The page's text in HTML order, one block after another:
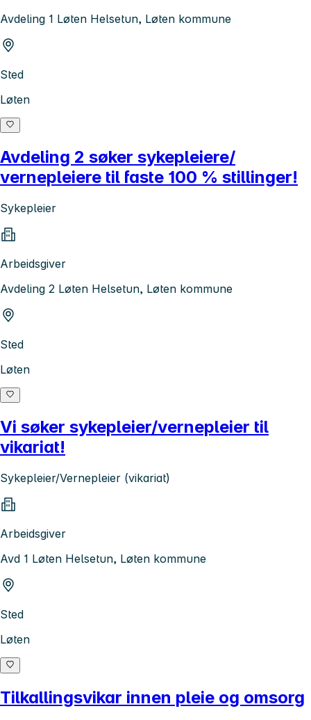
Avdeling 1 Løten Helsetun, Løten kommune
Sted
Løten
Avdeling 2 søker sykepleiere/
vernepleiere til faste 100 % stillinger!
Sykepleier
Arbeidsgiver
Avdeling 2 Løten Helsetun, Løten kommune
Sted
Løten
Vi søker sykepleier/vernepleier til
vikariat!
Sykepleier/Vernepleier (vikariat)
Arbeidsgiver
Avd 1 Løten Helsetun, Løten kommune
Sted
Løten
Tilkallingsvikar innen pleie og omsorg